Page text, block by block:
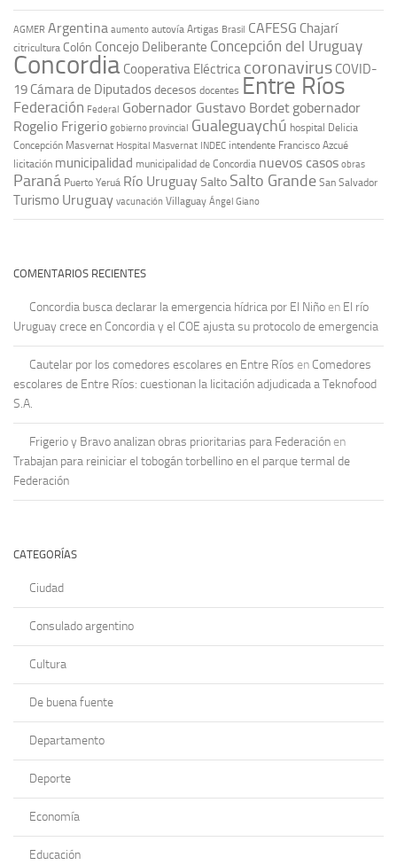
AGMER Argentina aumento autovía Artigas Brasil CAFESG Chajarí
citricultura Colón Concejo Deliberante Concepción del Uruguay
Concordia Cooperativa Eléctrica coronavirus COVID-
19 Cámara de Diputadosdecesos docentes Entre Ríos
Federación Federal Gobernador Gustavo Bordet gobernador
Rogelio Frigerio gobierno provincial Gualeguaychú hospital Delicia
Concepción Masvernat Hospital Masvernat INDEC intendente Francisco Azcué
licitación municipalidad municipalidad de Concordia nuevos casos obras
Paraná Puerto Yeruá Río UruguaySalto Salto Grande San Salvador
Turismo Uruguay vacunación Villaguay Ángel Giano
COMENTARIOS RECIENTES
Concordia busca declarar la emergencia hídrica por El Niño en El río
Uruguay crece en Concordia y el COE ajusta su protocolo de emergencia
Cautelar por los comedores escolares en Entre Ríos en Comedores
escolares de Entre Ríos: cuestionan la licitación adjudicada a Teknofood
S.A.
Frigerio y Bravo analizan obras prioritarias para Federación en
Trabajan para reiniciar el tobogán torbellino en el parque termal de
Federación
CATEGORÍAS
Ciudad
Consulado argentino
Cultura
De buena fuente
Departamento
Deporte
Economía
Educación